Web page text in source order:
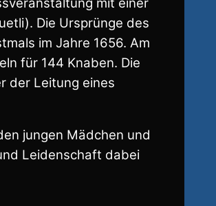
Die Ursprünge des
im Jahre 1656. Am
für 144 Knaben. Die
der Leitung eines
jungen Mädchen und
Leidenschaft dabei